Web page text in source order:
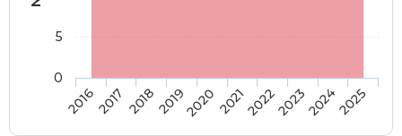
20162017 20182019202020212022202320242025
0
5